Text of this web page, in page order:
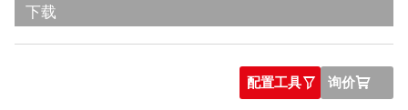
下载
配置工具O 询价U